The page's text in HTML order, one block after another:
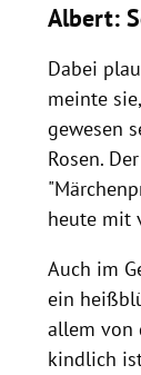
Albert:
Dabei
meinte
gewesen
Rosen.
heute mit
Auch im
ein
allem von
kindlich